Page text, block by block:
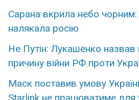
Сарана вкрила небо чорним:
налякала росію
Не Путін: Лукашенко назвав
причину війни РФ проти
Маск поставив умову
Starlink не працюватиме для